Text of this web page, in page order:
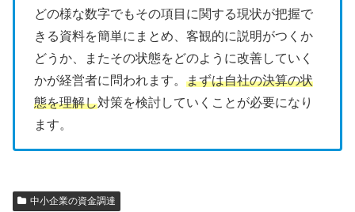
どの様な数字でもその項目に関する現状が把握で
きる資料を簡単にまとめ、客観的に説明がつくか
どうか、またその状態をどのように改善していく
かが経営者に問われます。 まずは自社の決算の状
態を理解し対策を検討していくことが必要になり
ます。
中小企業の資金調達